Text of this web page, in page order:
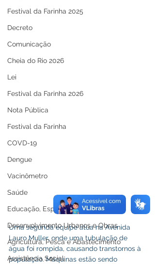
Festival da Farinha 2025
Decreto
Comunicação
Cheia do Rio 2026
Lei
Festival da Farinha 2026
Nota Pública
Festival da Farinha
COVD-19
Dengue
Vacinômetro
Saúde
Educação, Esporte e Lazer
Desenvolvimento Urbanos e Obras
Agricultura, Pesca e Abastecimento
Assistência Social
Uma segunda equipe atua na Avenida
Lauro Muller, onde uma tubulação de
água foi rompida, causando transtornos à
população. Máquinas estão sendo